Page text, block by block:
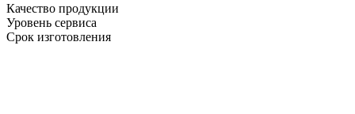
Качество продукции
Уровень сервиса
Срок изготовления